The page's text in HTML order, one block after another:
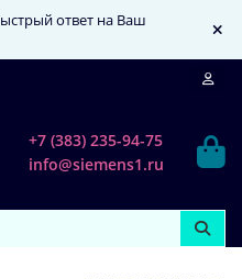
ответ на Ваш
+7 (383) 235-94-75
info@siemens1.ru